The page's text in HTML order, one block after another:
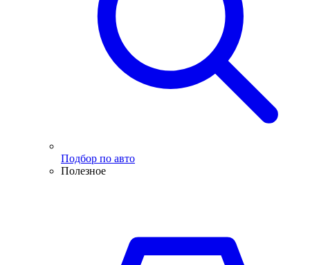
Подбор по авто
Полезное